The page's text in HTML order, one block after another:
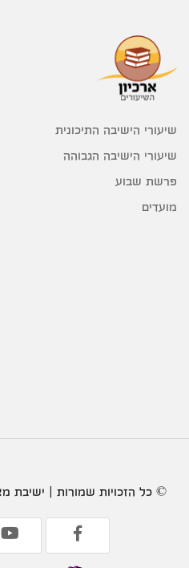
שיעורי הישיבה התיכונית
שיעורי הישיבה הגבוהה
פרשת שבוע
מועדים
© כל הזכויות שמורות | ישיבת